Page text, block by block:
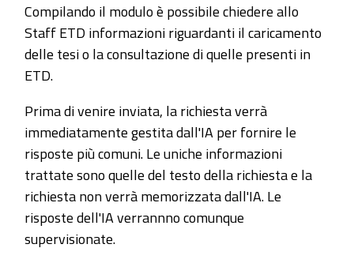
Compilando il modulo è possibile chiedere allo
Staff ETD informazioni riguardanti il caricamento
delle tesi o la consultazione di quelle presenti in
ETD.
Prima di venire inviata, la richiesta verrà
immediatamente gestita dall'IA per fornire le
risposte più comuni. Le uniche informazioni
trattate sono quelle del testo della richiesta e la
richiesta non verrà memorizzata dall'IA. Le
risposte dell'IA verrannno comunque
supervisionate.